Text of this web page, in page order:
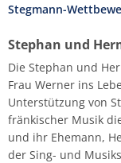
Stegmann-
Stephan und
Die Stephan und
Frau Werner ins
Unterstützung von
fränkischer Musik
und ihr Ehemann,
der Sing- und